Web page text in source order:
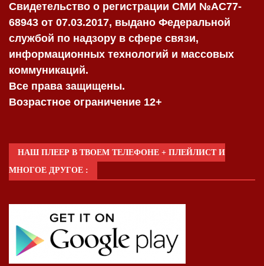
Свидетельство о регистрации СМИ №AC77-
68943 от 07.03.2017, выдано Федеральной
службой по надзору в сфере связи,
информационных технологий и массовых
коммуникаций.
Все права защищены.
Возрастное ограничение 12+
НАШ ПЛЕЕР В ТВОЕМ ТЕЛЕФОНЕ + ПЛЕЙЛИСТ И
МНОГОЕ ДРУГОЕ :